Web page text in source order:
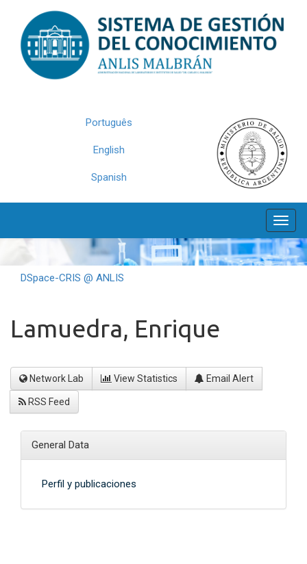
navigation
Português
English
Spanish
DSpace-CRIS @ ANLIS
Lamuedra, Enrique
Network Lab View Statistics Email Alert
RSS Feed
General Data
Perfil y publicaciones